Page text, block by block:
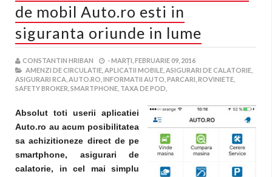
de mobil Auto.ro esti in
siguranta oriunde in lume
CONSTANTIN HRIBAN -MARȚI, FEBRUARIE 09, 2016
AMENZI DE CIRCULATIE, APLICATII MOBILE, ASIGURARI DE CALATORIE,
ASIGURARI RCA, AUTO.RO, INFORMATII AUTO, PARCARI, ROVINIETE,
SAFETY BROKER, SMARTPHONE, TAXA DE POD,
Absolut toti userii aplicatiei
Auto.ro au acum posibilitatea
sa achizitioneze direct de pe
smartphone, asigurari de
calatorie, in cel mai simplu